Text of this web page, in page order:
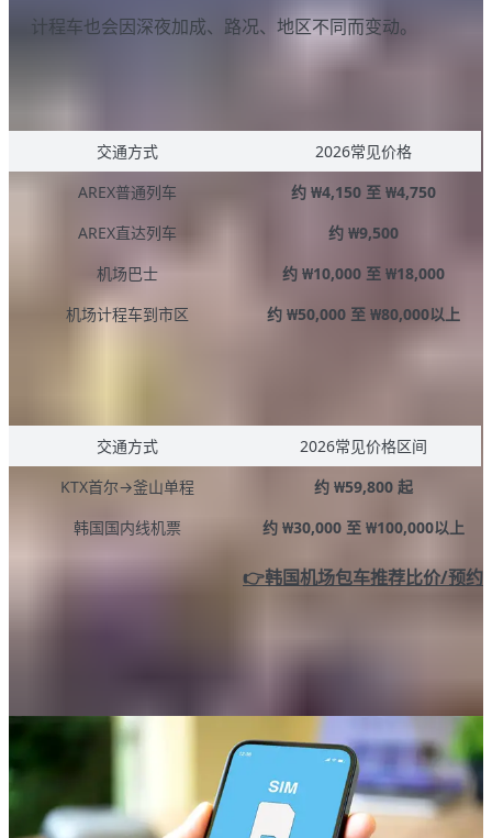
计程车也会因深夜加成、路况、地区不同而变动。
交通方式
2026常见价格
AREX普通列车
约 ₩4,150 至 ₩4,750
AREX直达列车
约 ₩9,500
机场巴士
约 ₩10,000 至 ₩18,000
机场计程车到市区
约 ₩50,000 至 ₩80,000以上
交通方式
2026常见价格区间
KTX首尔→釜山单程
约 ₩59,800 起
韩国国内线机票
约 ₩30,000 至 ₩100,000以上
👉韩国机场包车推荐比价/预约